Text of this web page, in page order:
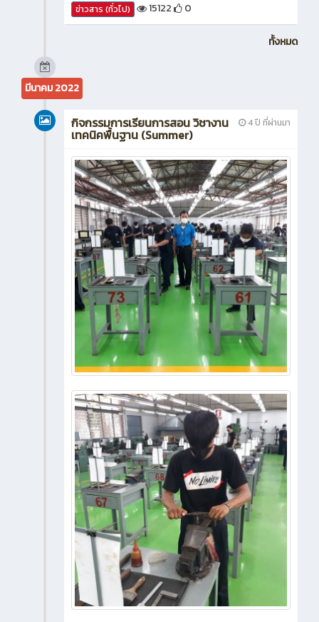
ข่าวสาร (ทั่วไป) 15122 0
ทั้งหมด
มีนาคม 2022
4 ปี ที่ผ่านมา
กิจกรรมการเรียนการสอน วิชางาน
เทคนิคพื้นฐาน (Summer)